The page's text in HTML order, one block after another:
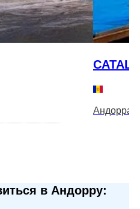
Андорра
в Андорру: